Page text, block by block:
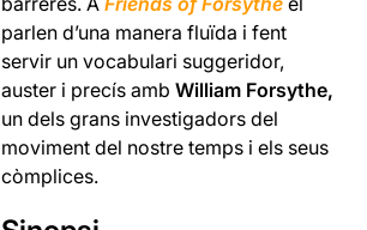
parlen d’una manera fluïda i fent
servir un vocabulari suggeridor,
auster i precís ambWilliam Forsythe,
un dels grans investigadors del
moviment del nostre temps i els seus
còmplices.